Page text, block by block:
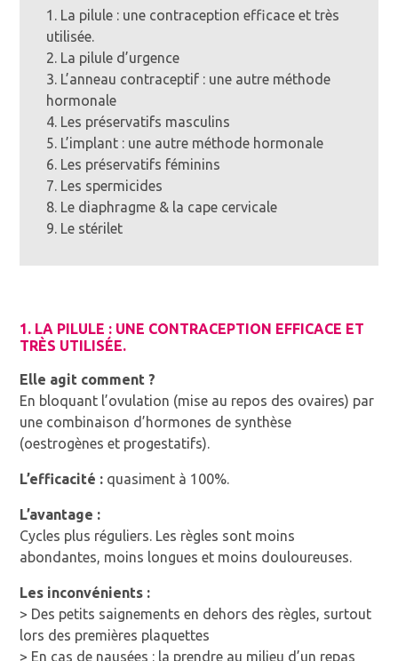
1. La pilule : une contraception efficace et très
utilisée.
2. La pilule d’urgence
3. L’anneau contraceptif : une autre méthode
hormonale
4. Les préservatifs masculins
5. L’implant : une autre méthode hormonale
6. Les préservatifs féminins
7. Les spermicides
8. Le diaphragme & la cape cervicale
9. Le stérilet
1. LA PILULE : UNE CONTRACEPTION EFFICACE ET
TRÈS UTILISÉE.
Elle agit comment ?
En bloquant l’ovulation (mise au repos des ovaires) par
une combinaison d’hormones de synthèse
(oestrogènes et progestatifs).
L’efficacité : quasiment à 100%.
L’avantage :
Cycles plus réguliers. Les règles sont moins
abondantes, moins longues et moins douloureuses.
Les inconvénients :
> Des petits saignements en dehors des règles, surtout
lors des premières plaquettes
> En cas de nausées : la prendre au milieu d’un repas